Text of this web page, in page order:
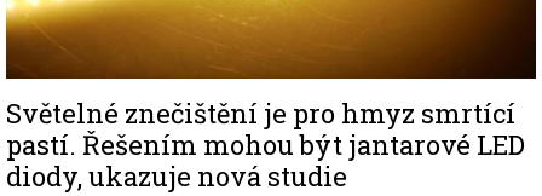
Světelné znečištění je pro hmyz smrtící
pastí. Řešením mohou být jantarové LED
diody, ukazuje nová studie